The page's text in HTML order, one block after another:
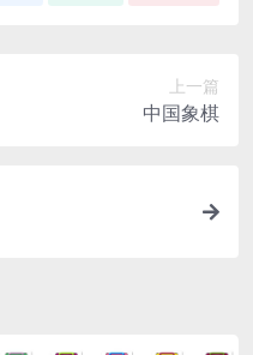
上一篇
中国象棋